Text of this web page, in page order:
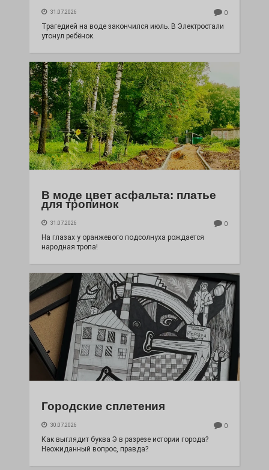
31.07.2026 0
Трагедией на воде закончился июль. В Электростали
утонул ребёнок.
В моде цвет асфальта: платье
для тропинок
31.07.2026 0
На глазах у оранжевого подсолнуха рождается
народная тропа!
Городские сплетения
30.07.2026 0
Как выглядит буква Э в разрезе истории города?
Неожиданный вопрос, правда?